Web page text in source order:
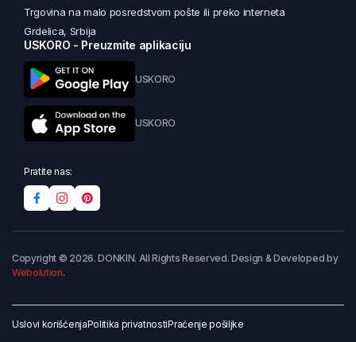
Trgovina na malo posredstvom pošte ili preko interneta
Grdelica, Srbija
USKORO - Preuzmite aplikaciju
USKORO
USKORO
Pratite nas:
Copyright © 2026. DONKIN. All Rights Reserved. Design & Developed by
Webolution.
Uslovi korišćenjaPolitika privatnostiPraćenje pošiljke